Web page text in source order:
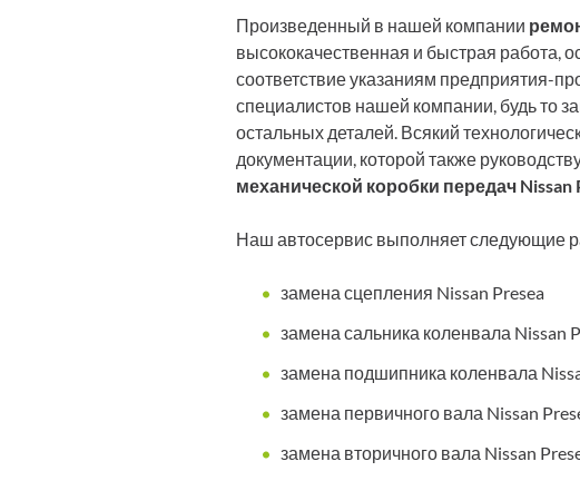
Произведенный в нашей компании
высококачественная и быстрая работа,
соответствие указаниям предприятия-
специалистов нашей компании, будь то
остальных деталей. Всякий
документации, которой также
механической коробки передач Nissan
Наш автосервис выполняет следующие
замена сцепления Nissan Presea
замена сальника коленвала Nissan
замена подшипника коленвала
замена первичного вала Nissan
замена вторичного вала Nissan